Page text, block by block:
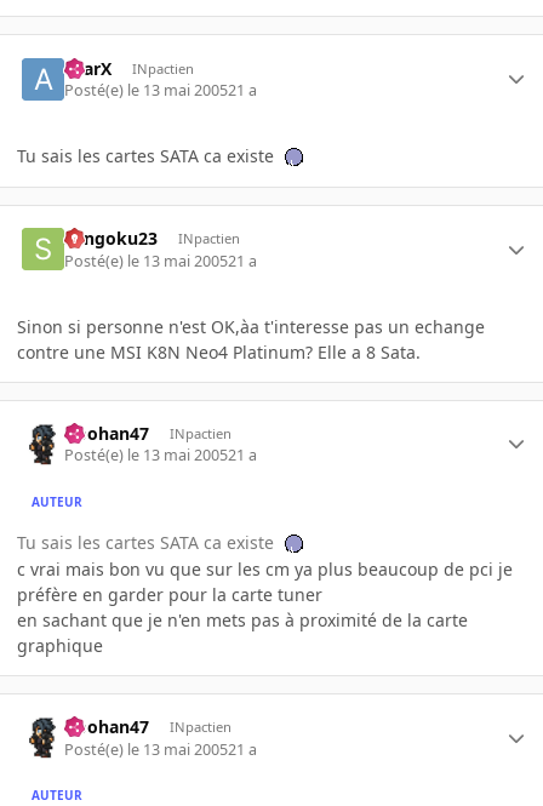
aYarX INpactien
Posté(e) le 13 mai 200521 a
Tu sais les cartes SATA ca existe
Sangoku23 INpactien
Posté(e) le 13 mai 200521 a
Sinon si personne n'est OK,àa t'interesse pas un echange
contre une MSI K8N Neo4 Platinum? Elle a 8 Sata.
Doohan47 INpactien
Posté(e) le 13 mai 200521 a
AUTEUR
Tu sais les cartes SATA ca existe
c vrai mais bon vu que sur les cm ya plus beaucoup de pci je
préfère en garder pour la carte tuner
en sachant que je n'en mets pas à proximité de la carte
graphique
Doohan47 INpactien
Posté(e) le 13 mai 200521 a
AUTEUR